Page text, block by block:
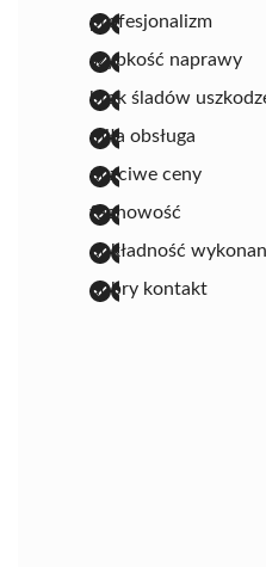
profesjonalizm
szybkość naprawy
brak śladów
miła obsługa
uczciwe ceny
fachowość
dokładność
dobry kontakt